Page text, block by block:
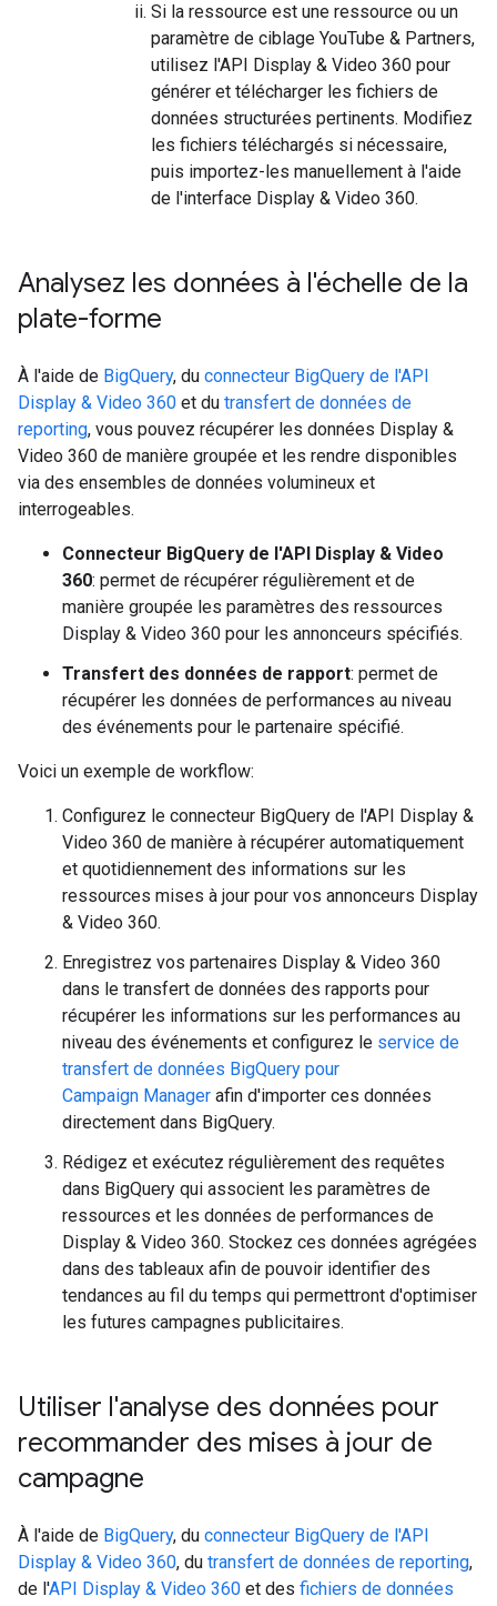
Si la ressource est une ressource ou un
paramètre de ciblage YouTube & Partners,
utilisez l'API Display & Video 360 pour
générer et télécharger les fichiers de
données structurées pertinents. Modifiez
les fichiers téléchargés si nécessaire,
puis importez-les manuellement à l'aide
de l'interface Display & Video 360.
Analysez les données à l'échelle de la
plate-forme
À l'aide de BigQuery, du connecteur BigQuery de l'API
Display & Video 360 et du transfert de données de
reporting, vous pouvez récupérer les données Display &
Video 360 de manière groupée et les rendre disponibles
via des ensembles de données volumineux et
interrogeables.
Connecteur BigQuery de l'API Display & Video
360: permet de récupérer régulièrement et de
manière groupée les paramètres des ressources
Display & Video 360 pour les annonceurs spécifiés.
Transfert des données de rapport: permet de
récupérer les données de performances au niveau
des événements pour le partenaire spécifié.
Voici un exemple de workflow:
Configurez le connecteur BigQuery de l'API Display &
Video 360 de manière à récupérer automatiquement
et quotidiennement des informations sur les
ressources mises à jour pour vos annonceurs Display
& Video 360.
Enregistrez vos partenaires Display & Video 360
dans le transfert de données des rapports pour
récupérer les informations sur les performances au
niveau des événements et configurez le service de
transfert de données BigQuery pour
Campaign Manager afin d'importer ces données
directement dans BigQuery.
Rédigez et exécutez régulièrement des requêtes
dans BigQuery qui associent les paramètres de
ressources et les données de performances de
Display & Video 360. Stockez ces données agrégées
dans des tableaux afin de pouvoir identifier des
tendances au fil du temps qui permettront d'optimiser
les futures campagnes publicitaires.
Utiliser l'analyse des données pour
recommander des mises à jour de
campagne
À l'aide de BigQuery, du connecteur BigQuery de l'API
Display & Video 360, du transfert de données de reporting,
de l'API Display & Video 360 et des fichiers de données